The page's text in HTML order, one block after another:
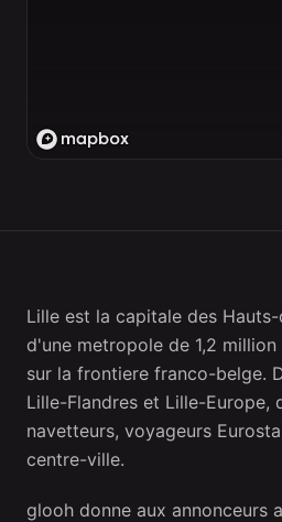
Lille est la capitale des
d'une metropole de 1,2
sur la frontiere franco-belge.
Lille-Flandres et Lille-Europe,
navetteurs, voyageurs
centre-ville.
glooh donne aux annonceurs